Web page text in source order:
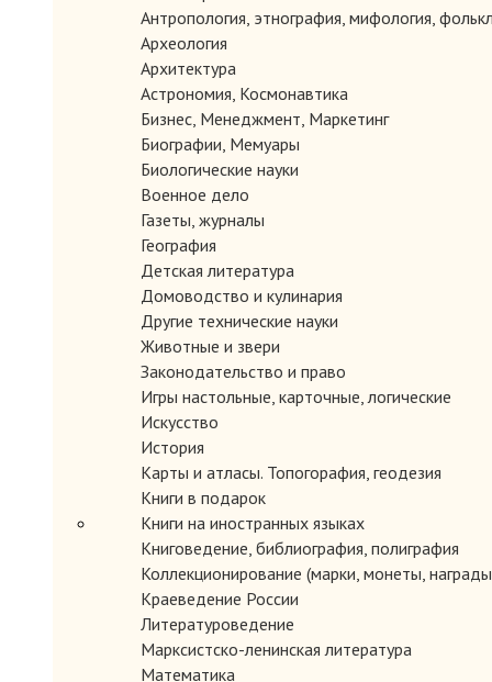
Антропология, этнография, мифология,
Археология
Архитектура
Астрономия, Космонавтика
Бизнес, Менеджмент, Маркетинг
Биографии, Мемуары
Биологические науки
Военное дело
Газеты, журналы
География
Детская литература
Домоводство и кулинария
Другие технические науки
Животные и звери
Законодательство и право
Игры настольные, карточные, логические
Искусство
История
Карты и атласы. Топогорафия, геодезия
Книги в подарок
Книги на иностранных языках
Книговедение, библиография, полиграфия
Коллекционирование (марки, монеты,
Краеведение России
Литературоведение
Марксистско-ленинская литература
Математика